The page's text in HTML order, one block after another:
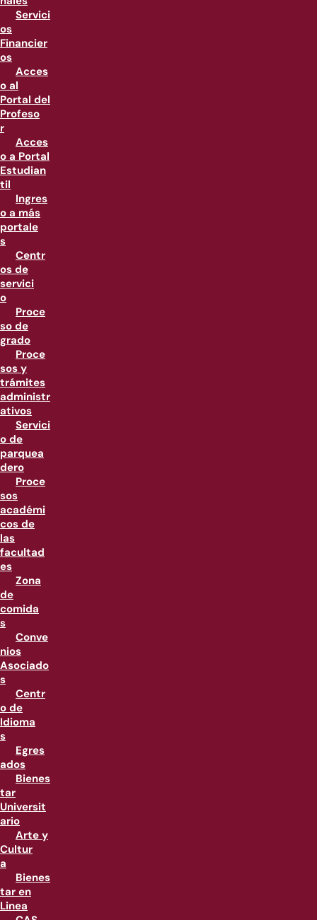
Servici
os
Financier
os
Acces
o al
Portal del
Profeso
r
Acces
o a Portal
Estudian
til
Ingres
o a más
portale
s
Centr
os de
servici
o
Proce
so de
grado
Proce
sos y
trámites
administr
ativos
Servici
o de
parquea
dero
Proce
sos
académi
cos de
las
facultad
es
Zona
de
comida
s
Conve
nios
Asociado
s
Centr
o de
Idioma
s
Egres
ados
Bienes
tar
Universit
ario
Arte y
Cultur
a
Bienes
tar en
Linea